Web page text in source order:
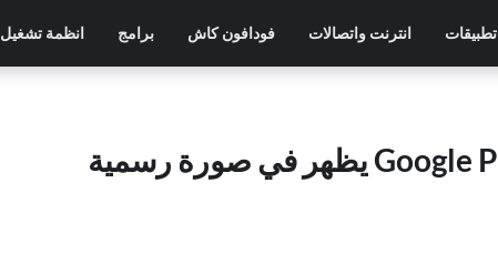
تطبيقات انترنت واتصالات فودافون كاش برامج انظمة تشغيل
الهاتف جوجل بكسل 4 : Google Pixel 4 XL يظهر في صورة رسمية